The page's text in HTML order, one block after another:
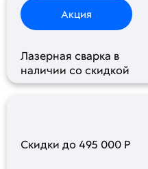
Акция
Лазерная сварка в
наличии со скидкой
Скидки до 495 000 Р